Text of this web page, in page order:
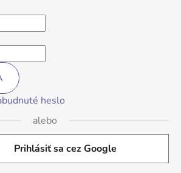
heslo
alebo
Prihlásiť sa cez Google